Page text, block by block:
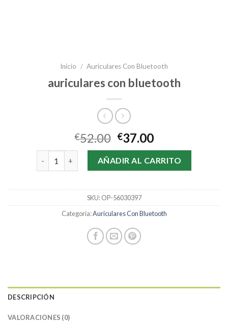
Inicio / Auriculares Con Bluetooth
auriculares con bluetooth
€52.00 €37.00
auriculares con bluetooth cantidad
AÑADIR AL CARRITO
SKU:OP-56030397
Categoría:Auriculares Con Bluetooth
DESCRIPCIÓN
VALORACIONES (0)